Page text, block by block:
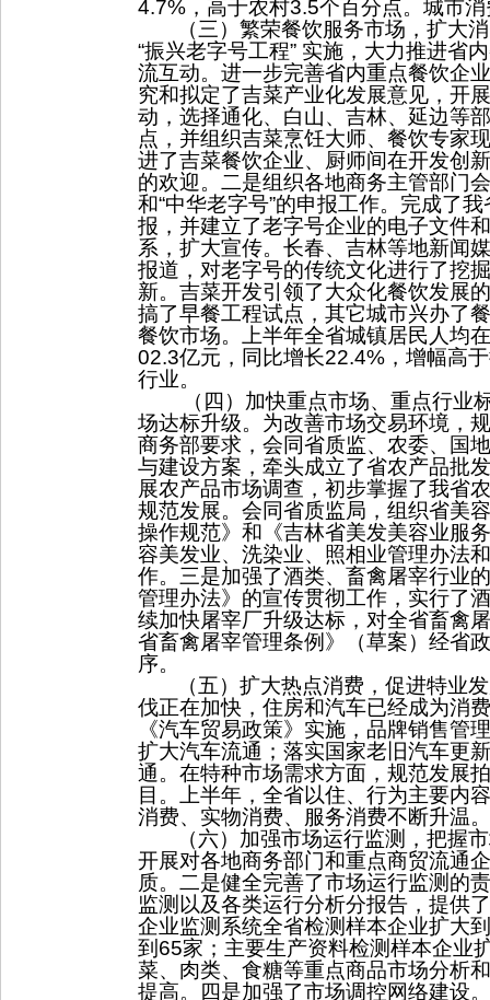
4.7%，高于农村3.5个百分点。城市
（三）繁荣餐饮服务市场，扩大
“振兴老字号工程” 实施，大力推进省
流互动。进一步完善省内重点餐饮企
究和拟定了吉菜产业化发展意见，开
动，选择通化、白山、吉林、延边等
点，并组织吉菜烹饪大师、餐饮专家
进了吉菜餐饮企业、厨师间在开发创
的欢迎。二是组织各地商务主管部门
和“中华老字号”的申报工作。完成了
报，并建立了老字号企业的电子文件
系，扩大宣传。长春、吉林等地新闻
报道，对老字号的传统文化进行了挖
新。 吉菜开发引领了大众化餐饮发展
搞了早餐工程试点，其它城市兴办了
餐饮市场。上半年全省城镇居民人均
02.3亿元，同比增长22.4%，增幅高
行业。
（四）加快重点市场、重点行
场达标升级。 为改善市场交易环境，
商务部要求， 会同省质监、农委、国
与建设方案，牵头成立了省农产品批
展农产品市场调查，初步掌握了我省
规范发展。会同省质监局，组织省美
操作规范》和《吉林省美发美容业服
容美发业、洗染业、照相业管理办法
作。三是加强了酒类、 畜禽屠宰行业
管理办法》的宣传贯彻工作，实行了
续加快屠宰厂升级达标，对全省畜禽
省畜禽屠宰管理条例》（草案）经省
序。
（五）扩大热点消费，促进特业
伐正在加快，住房和汽车已经成为消
《汽车贸易政策》实施，品牌销售管
扩大汽车流通；落实国家老旧汽车更
通。在特种市场需求方面，规范发展
目。上半年，全省以住、行为主要内
消费、实物消费、服务消费不断升温。
（六）加强市场运行监测，把握
开展对各地商务部门和重点商贸流通
质。二是健全完善了市场运行监测的
监测以及各类运行分析分报告，提供
企业监测系统全省检测样本企业扩大到
到 65家；主要生产资料检测样本企业
菜、肉类、食糖等重点商品市场分析和
提高。四是加强了市场调控网络建设